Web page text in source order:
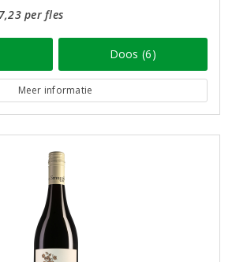
per fles
Doos (6)
Meer informatie